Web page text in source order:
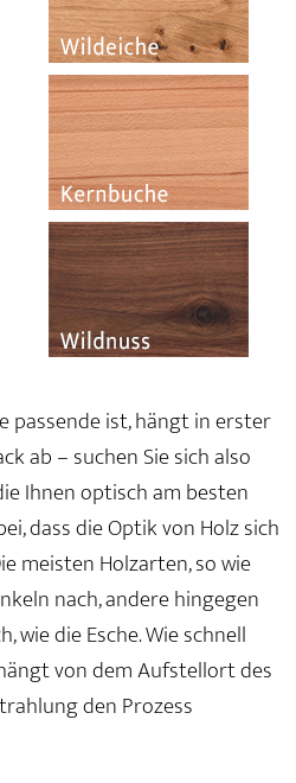
passende ist, hängt in erster
ab – suchen Sie sich also
Ihnen optisch am besten
dass die Optik von Holz sich
meisten Holzarten, so wie
nach, andere hingegen
die Esche. Wie schnell
von dem Aufstellort des
den Prozess